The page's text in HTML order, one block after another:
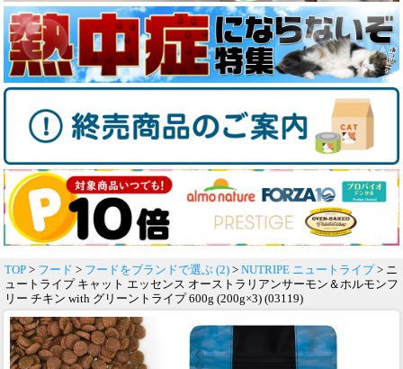
TOP > フード > フードをブランドで選ぶ (2) > NUTRIPE ニュートライプ > ニ
ュートライプ キャット エッセンス オーストラリアンサーモン＆ホルモンフ
リー チキン with グリーントライプ 600g (200g×3) (03119)